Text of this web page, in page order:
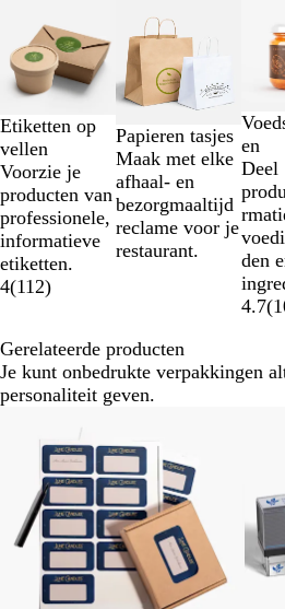
Etiketten op
vellen
Voorzie je
producten van
professionele,
informatieve
etiketten.
4(112)
Papieren tasjes
Maak met elke
afhaal- en
bezorgmaaltijd
reclame voor je
restaurant.
en
Deel
den
4.7(
t/m
van
4
Gerelateerde producten
Je kunt onbedrukte verpakkingen
personaliteit geven.